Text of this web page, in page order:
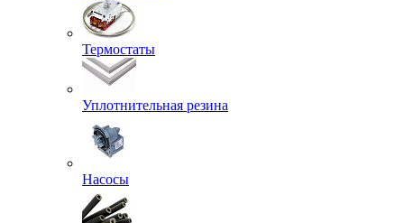
Термостаты
Уплотнительная резина
Насосы